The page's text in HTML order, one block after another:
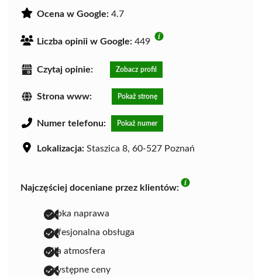
Ocena w Google: 4.7
Liczba opinii w Google: 449
Czytaj opinie: Zobacz profil
Strona www: Pokaż stronę
Numer telefonu: Pokaż numer
Lokalizacja: Staszica 8, 60-527 Poznań
Najczęściej doceniane przez klientów:
szybka naprawa
profesjonalna obsługa
miła atmosfera
przystępne ceny